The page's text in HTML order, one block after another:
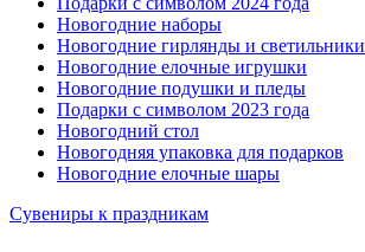
Новогодние наборы
Новогодние гирлянды и светильники
Новогодние елочные игрушки
Новогодние подушки и пледы
Подарки с символом 2023 года
Новогодний стол
Новогодняя упаковка для подарков
Новогодние елочные шары
Сувениры к праздникам